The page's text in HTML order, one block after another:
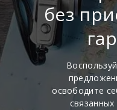
без
освободите